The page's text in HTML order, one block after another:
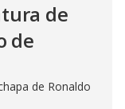
de
de
de Ronaldo